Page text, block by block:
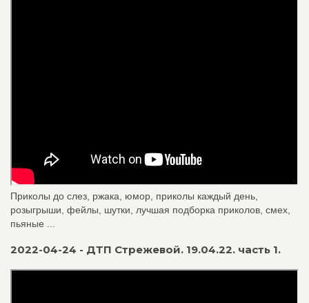
Приколы до слез, ржака, юмор, приколы каждый день,
розыгрыши, фейлы, шутки, лучшая подборка приколов, смех,
пьяные ...
2022-04-24 - ДТП Стрежевой. 19.04.22. часть 1.